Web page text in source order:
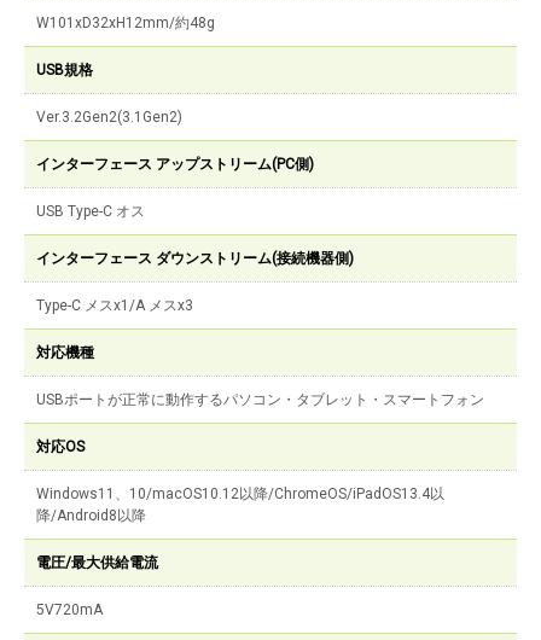
W101xD32xH12mm/約48g
USB規格
Ver.3.2Gen2(3.1Gen2)
インターフェース アップストリーム(PC側)
USB Type-C オス
インターフェース ダウンストリーム(接続機器側)
Type-C メスx1/A メスx3
対応機種
USBポートが正常に動作するパソコン・タブレット・スマートフォン
対応OS
Windows11、10/macOS10.12以降/ChromeOS/iPadOS13.4以
降/Android8以降
電圧/最大供給電流
5V720mA